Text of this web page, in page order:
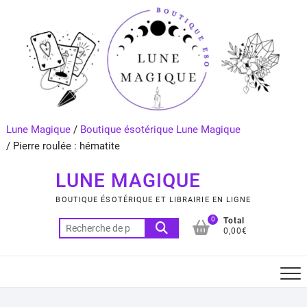
content
Lune Magique/ Boutique ésotérique Lune Magique
/ Pierre roulée : hématite
LUNE MAGIQUE
BOUTIQUE ÉSOTÉRIQUE ET LIBRAIRIE EN LIGNE
Recherche
pour :
0
Total
0,00€